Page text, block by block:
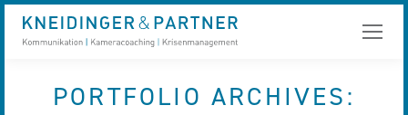
PORTFOLIO ARCHIVES: